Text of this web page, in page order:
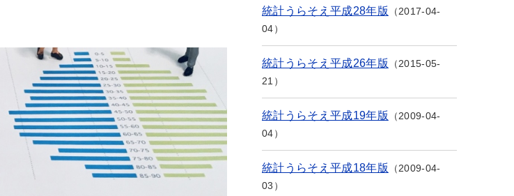
統計うらそえ平成28年版
2017-04-
04
統計うらそえ平成26年版
2015-05-
21
統計うらそえ平成19年版
2009-04-
04
統計うらそえ平成18年版
2009-04-
03